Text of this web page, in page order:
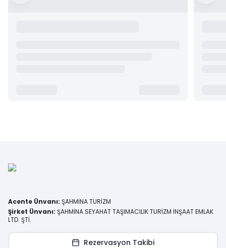
Acente Ünvanı: ŞAHMİNA TURİZM
Şirket Ünvanı: ŞAHMİNA SEYAHAT TAŞIMACILIK TURİZM İNŞAAT EMLAK
LTD. ŞTİ.
Rezervasyon Takibi